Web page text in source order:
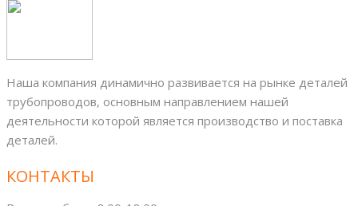
Наша компания динамично развивается на рынке деталей
трубопроводов, основным направлением нашей
деятельности которой является производство и поставка
деталей.
КОНТАКТЫ